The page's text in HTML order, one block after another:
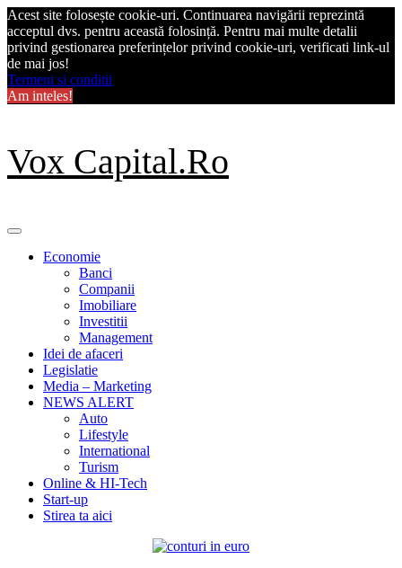
Acest site folosește cookie-uri. Continuarea navigării reprezintă
acceptul dvs. pentru această folosință. Pentru mai multe detalii
privind gestionarea preferințelor privind cookie-uri, verificati link-ul
de mai jos!
Termeni si conditii
Am inteles!
Skip
to
content
Vox Capital.Ro
Primary
Economie
Banci
Companii
Imobiliare
Investitii
Management
Idei de afaceri
Legislatie
Media – Marketing
NEWS ALERT
Auto
Lifestyle
International
Turism
Online & HI-Tech
Start-up
Stirea ta aici